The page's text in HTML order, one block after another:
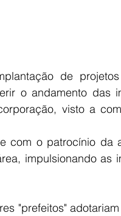
de
o andamento das
visto a
com o patrocínio da
impulsionando as
"prefeitos"